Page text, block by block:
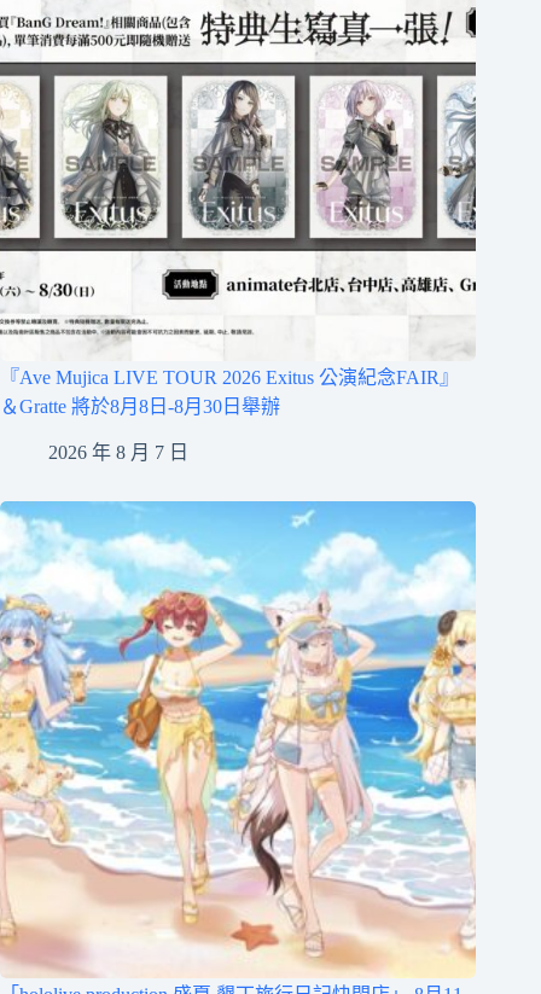
『Ave Mujica LIVE TOUR 2026 Exitus 公演紀念FAIR』
＆Gratte 將於8月8日-8月30日舉辦
2026 年 8 月 7 日